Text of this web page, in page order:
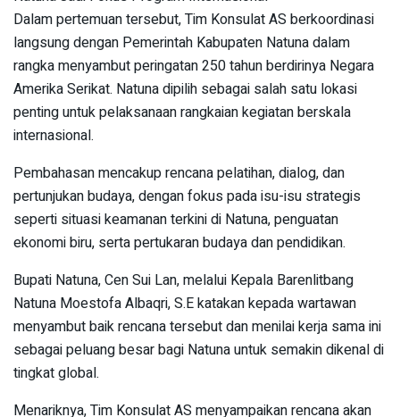
Dalam pertemuan tersebut, Tim Konsulat AS berkoordinasi
langsung dengan Pemerintah Kabupaten Natuna dalam
rangka menyambut peringatan 250 tahun berdirinya Negara
Amerika Serikat. Natuna dipilih sebagai salah satu lokasi
penting untuk pelaksanaan rangkaian kegiatan berskala
internasional.
Pembahasan mencakup rencana pelatihan, dialog, dan
pertunjukan budaya, dengan fokus pada isu-isu strategis
seperti situasi keamanan terkini di Natuna, penguatan
ekonomi biru, serta pertukaran budaya dan pendidikan.
Bupati Natuna, Cen Sui Lan, melalui Kepala Barenlitbang
Natuna Moestofa Albaqri, S.E katakan kepada wartawan
menyambut baik rencana tersebut dan menilai kerja sama ini
sebagai peluang besar bagi Natuna untuk semakin dikenal di
tingkat global.
Menariknya, Tim Konsulat AS menyampaikan rencana akan